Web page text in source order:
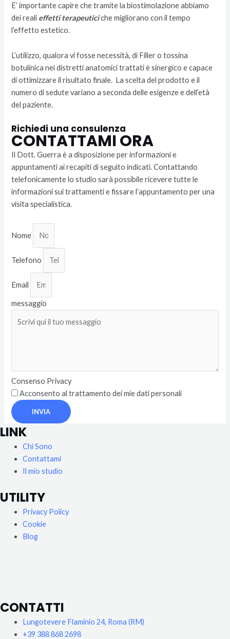
E’ importante capire che tramite la biostimolazione abbiamo
dei reali effetti terapeuticiche migliorano con il tempo
l’effetto estetico.
L’utilizzo, qualora vi fosse necessità, di Filler o tossina
botulinica nei distretti anatomici trattati è sinergico e capace
di ottimizzare il risultato finale. La scelta del prodotto e il
numero di sedute variano a seconda delle esigenze e dell’età
del paziente.
Richiedi una consulenza
CONTATTAMI ORA
Il Dott. Guerra è a disposizione per informazioni e
appuntamenti ai recapiti di seguito indicati. Contattando
telefonicamente lo studio sarà possibile ricevere tutte le
informazioni sui trattamenti e fissare l’appuntamento per una
visita specialistica.​
Nome
Telefono
Email
messaggio
Consenso Privacy
Acconsento al trattamento dei mie dati personali
INVIA
LINK
Chi Sono
Contattami
Il mio studio
UTILITY
Privacy Policy
Cookie
Blog
CONTATTI
Lungotevere Flaminio 24, Roma (RM)
+39 388 868 2698